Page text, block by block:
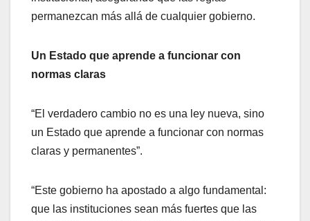
permanezcan más allá de cualquier gobierno.
Un Estado que aprende a funcionar con
normas claras
“El verdadero cambio no es una ley nueva, sino
un Estado que aprende a funcionar con normas
claras y permanentes”.
“Este gobierno ha apostado a algo fundamental:
que las instituciones sean más fuertes que las